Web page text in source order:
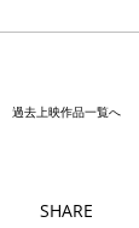
過去上映作品一覧へ
SHARE